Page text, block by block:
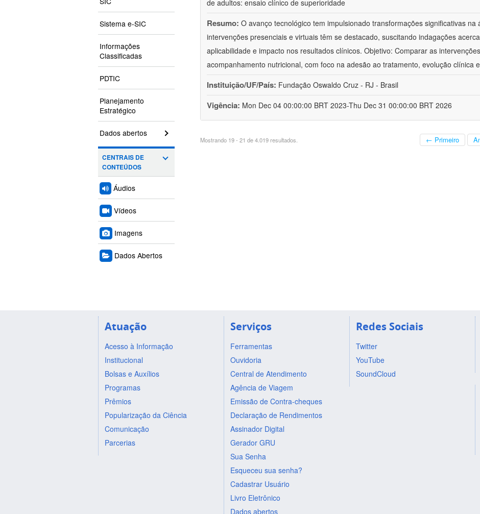
Sistema e-SIC
Informações
Classificadas
PDTIC
Planejamento
Estratégico
Dados abertos
CENTRAIS DE
CONTEÚDOS
Áudios
Vídeos
Imagens
Dados Abertos
de adultos: ensaio clínico de superioridade
Resumo: O avanço tecnológico tem impulsionado transformações significativas na
intervenções presenciais e virtuais têm se destacado, suscitando indagações
aplicabilidade e impacto nos resultados clínicos. Objetivo: Comparar as
acompanhamento nutricional, com foco na adesão ao tratamento, evolução clínica
Instituição/UF/País: Fundação Oswaldo Cruz - RJ - Brasil
Vigência: Mon Dec 04 00:00:00 BRT 2023-Thu Dec 31 00:00:00 BRT 2026
Mostrando 19 - 21 de 4.019 resultados. ← Primeiro
Atuação
Acesso à Informação
Institucional
Bolsas e Auxílios
Programas
Prêmios
Popularização da Ciência
Comunicação
Parcerias
Serviços
Ferramentas
Ouvidoria
Central de Atendimento
Agência de Viagem
Emissão de Contra-cheques
Declaração de Rendimentos
Assinador Digital
Gerador GRU
Sua Senha
Esqueceu sua senha?
Cadastrar Usuário
Livro Eletrônico
Dados abertos
Redes Sociais
Twitter
YouTube
SoundCloud